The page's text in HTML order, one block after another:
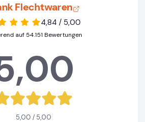
Flechtwaren
4,84 / 5,00
auf 54.151 Bewertungen
5,00 / 5,00